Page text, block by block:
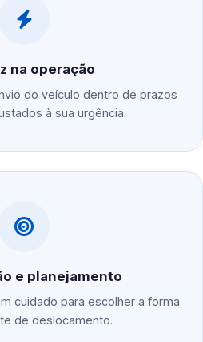
na operação
do veículo dentro de prazos
à sua urgência.
e planejamento
cuidado para escolher a forma
de deslocamento.